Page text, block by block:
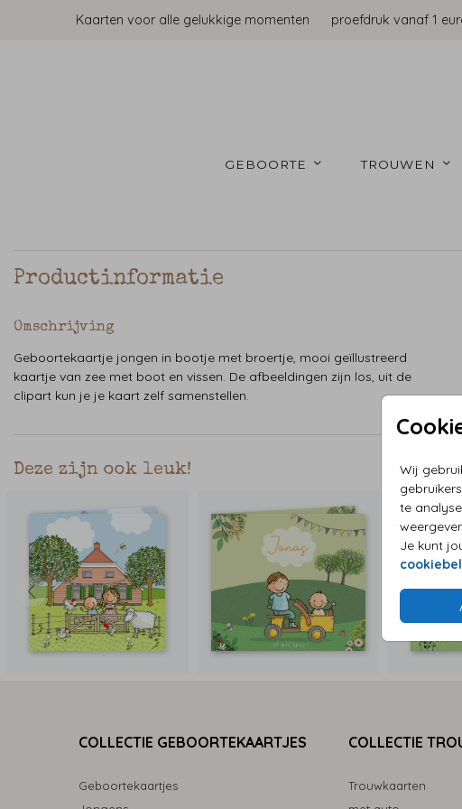
Kaarten voor alle gelukkige momenten proefdruk vanaf 1
GEBOORTE TROUWEN
Wij
te
Je kunt
Productinformatie
Omschrijving
Geboortekaartje jongen in bootje met broertje, mooi geïllustreerd
kaartje van zee met boot en vissen. De afbeeldingen zijn los, uit de
clipart kun je je kaart zelf samenstellen.
Deze zijn ook leuk!
COLLECTIE GEBOORTEKAARTJES
Geboortekaartjes
COLLECTIE
Trouwkaarten